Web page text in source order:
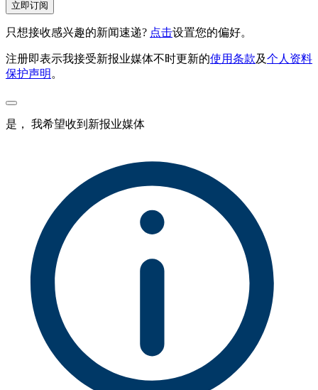
立即订阅
只想接收感兴趣的新闻速递? 点击设置您的偏好。
注册即表示我接受新报业媒体不时更新的使用条款及个人资料
保护声明 。
是， 我希望收到新报业媒体